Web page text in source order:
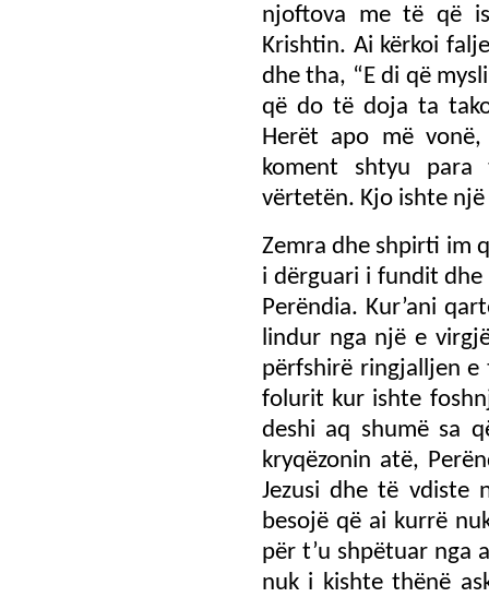
njoftova me të që
Krishtin. Ai kërkoi
dhe tha, “E di që
që do të doja ta
Herët apo më
koment shtyu
vërtetën. Kjo ishte
Zemra dhe shpirti im
i dërguari i fundit
Perëndia. Kur’ani
lindur nga një e
përfshirë ringjalljen e
folurit kur ishte
deshi aq shumë sa
kryqëzonin atë,
Jezusi dhe të vdiste
besojë që ai kurrë
për t’u shpëtuar nga
nuk i kishte thënë